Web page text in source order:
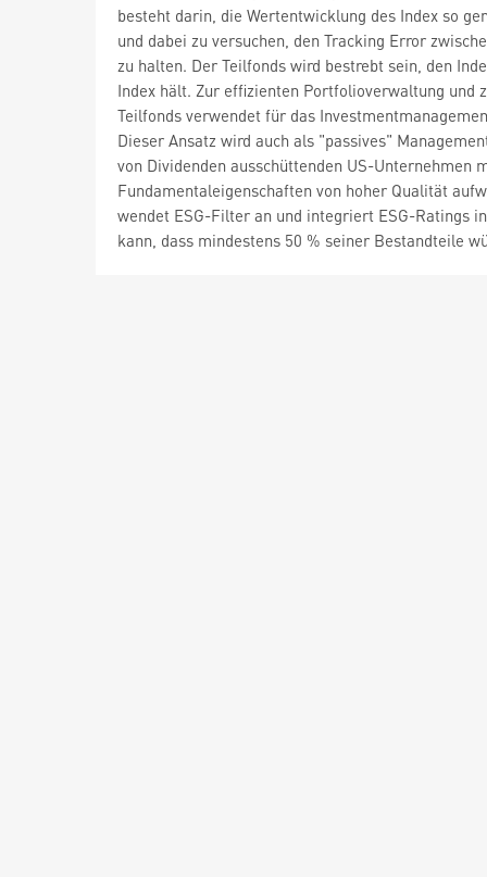
besteht darin, die Wertentwicklung des Index so
und dabei zu versuchen, den Tracking Error
zu halten. Der Teilfonds wird bestrebt sein, den
Index hält. Zur effizienten Portfolioverwaltung und
Teilfonds verwendet für das
Dieser Ansatz wird auch als "passives"
von Dividenden ausschüttenden US-
Fundamentaleigenschaften von hoher Qualität
wendet ESG-Filter an und integriert ESG-Ratings
kann, dass mindestens 50 % seiner Bestandteile